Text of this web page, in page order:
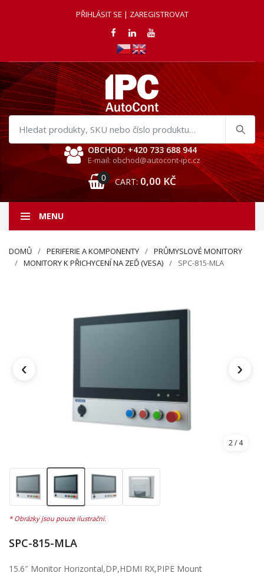
PŘIHLÁSIT SE | ZAREGISTROVAT
Hledat
produkty
OBCHOD: +420 733 688 944
E-mail: obchod@autocont-ipc.cz
0 CART: 0,00 KČ
MENU
DOMŮ PERIFERIE A KOMPONENTY
PRŮMYSLOVÉ MONITORY
MONITORY K PŘICHYCENÍ NA ZEĎ (VESA)
SPC-815-MLA
‹ ›
2/ 4
SPC-815-MLA
15.6″ Monitor Horizontal,DP,HDMI RX,PIPE Mount